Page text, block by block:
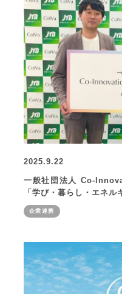
2025.9.22
一般社団法人 Co-
「学び・暮らし・エネ
未来型まちづくり～
企業連携